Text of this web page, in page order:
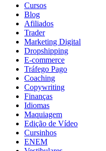
Cursos
Blog
Afiliados
Trader
Marketing Digital
Dropshipping
E-commerce
Tráfego Pago
Coaching
Copywriting
Finanças
Idiomas
Maquiagem
Edição de Vídeo
Cursinhos
ENEM